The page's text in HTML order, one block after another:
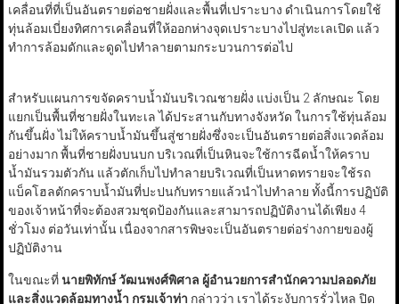
เคลื่อนที่ที่เป็นอันตรายต่อชายฝั่งและพื้นที่เปราะบาง ดำเนินการโดยใช้
ทุ่นล้อมเบี่ยงทิศการเคลื่อนที่ให้ออกห่างจุดเปราะบางไปสู่ทะเลเปิด แล้ว
ทำการล้อมดักและดูดไปทำลายตามกระบวนการต่อไป
สำหรับแผนการขจัดคราบน้ำมันบริเวณชายฝั่ง แบ่งเป็น 2 ลักษณะ โดย
แยกเป็นพื้นที่ชายฝั่งในทะเล ได้ประสานกับทางจังหวัด ในการใช้ทุ่นล้อม
กันขึ้นฝั่ง ไม่ให้คราบน้ำมันขึ้นสู่ชายฝั่งซึ่งจะเป็นอันตรายต่อสิ่งแวดล้อม
อย่างมาก พื้นที่ชายฝั่งบนบก บริเวณที่เป็นหินจะใช้การฉีดน้ำให้คราบ
น้ำมันรวมตัวกัน แล้วตักเก็บไปทำลายบริเวณที่เป็นหาดทรายจะใช้รถ
แบ็คโฮลตักคราบน้ำมันที่ปะปนกับทรายแล้วนำไปทำลาย ทั้งนี้การปฏิบัติ
ของเจ้าหน้าที่จะต้องสวมชุดป้องกันและสามารถปฏิบัติงานได้เพียง 4
ชั่วโมง ต่อวันเท่านั้น เนื่องจากสารพิษจะเป็นอันตรายต่อร่างกายของผู้
ปฏิบัติงาน
ในขณะที่นายพิทักษ์ วัฒนพงศ์พิศาล ผู้อำนวยการสำนักความปลอดภัย
และสิ่งแวดล้อมทางน้ำ กรมเจ้าท่า กล่าวว่า เราได้ระงับการรั่วไหล ปิด